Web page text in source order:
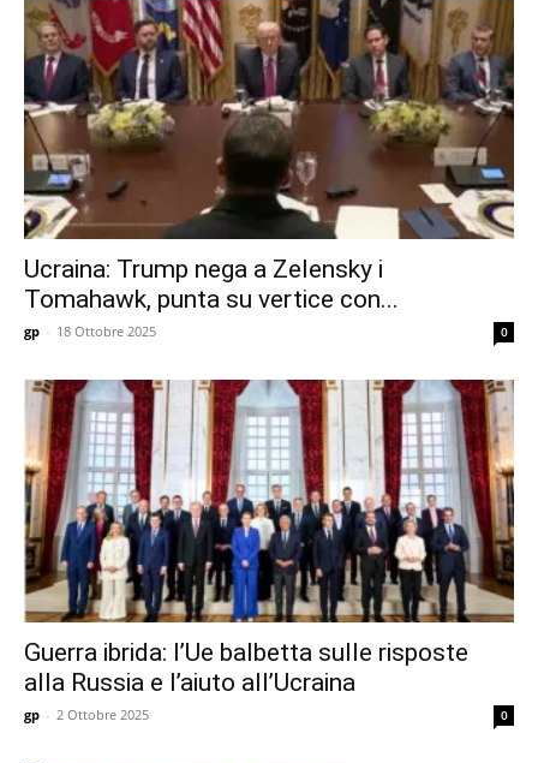
Ucraina: Trump nega a Zelensky i
Tomahawk, punta su vertice con...
gp - 18 Ottobre 2025 0
Guerra ibrida: l’Ue balbetta sulle risposte
alla Russia e l’aiuto all’Ucraina
gp - 2 Ottobre 2025 0